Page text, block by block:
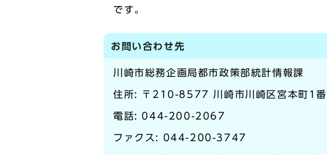
です。
お問い合わせ先
川崎市総務企画局都市政策部統計情報課
住所: 〒210-8577 川崎市川崎区宮本町1番
電話: 044-200-2067
ファクス: 044-200-3747